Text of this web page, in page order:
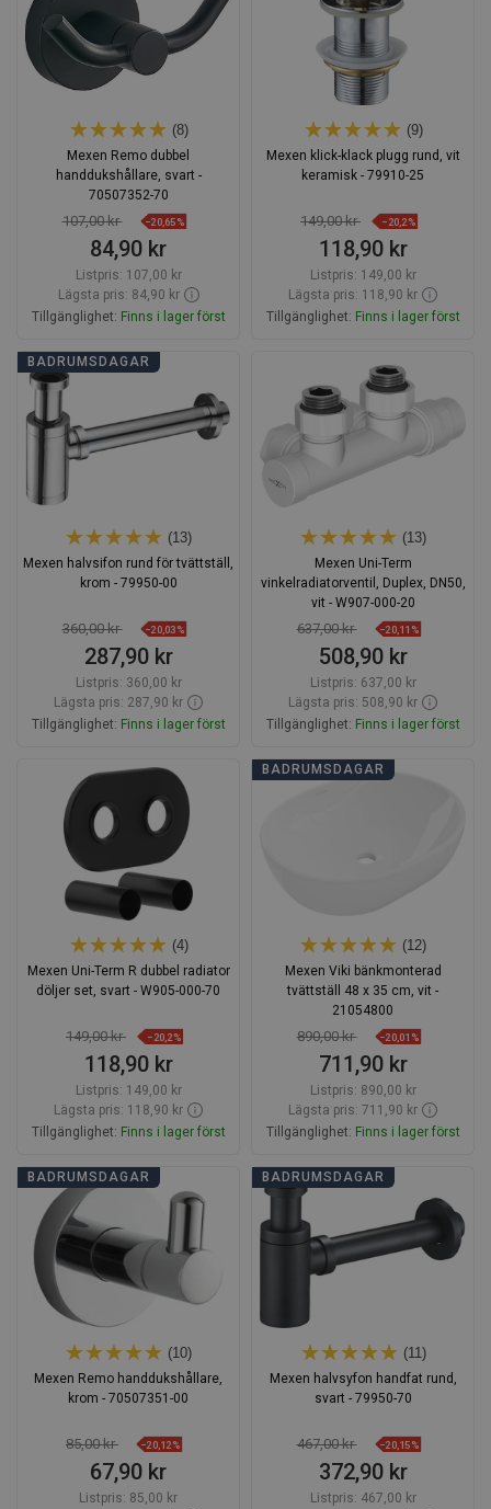
(8)
Mexen Remo dubbel
handdukshållare, svart -
70507352-70
107,00 kr −20,65%
84,90 kr
Listpris: 107,00 kr
Lägsta pris: 84,90 kr
Tillgänglighet: Finns i lager först
Lägg i varukorg
Favoriter
(9)
Mexen klick-klack plugg rund, vit
keramisk - 79910-25
149,00 kr −20,2%
118,90 kr
Listpris: 149,00 kr
Lägsta pris: 118,90 kr
Tillgänglighet: Finns i lager först
Lägg i varukorg
favorite_border Favoriter
Jämför
BADRUMSDAGAR
(13)
Mexen halvsifon rund för tvättställ,
krom - 79950-00
360,00 kr −20,03%
287,90 kr
Listpris: 360,00 kr
Lägsta pris: 287,90 kr
Tillgänglighet: Finns i lager först
Lägg i varukorg
favorite_border Favoriter
Jämför
(13)
Mexen Uni-Term
vinkelradiatorventil, Duplex, DN50,
vit - W907-000-20
637,00 kr −20,11%
508,90 kr
Listpris: 637,00 kr
Lägsta pris: 508,90 kr
Tillgänglighet: Finns i lager först
Lägg i varukorg
(4)
Mexen Uni-Term R dubbel radiator
döljer set, svart - W905-000-70
149,00 kr −20,2%
118,90 kr
Listpris: 149,00 kr
Lägsta pris: 118,90 kr
Tillgänglighet: Finns i lager först
Lägg i varukorg
Favoriter
Jämför
BADRUMSDAGAR
(12)
Mexen Viki bänkmonterad
tvättställ 48 x 35 cm, vit -
21054800
890,00 kr −20,01%
711,90 kr
Listpris: 890,00 kr
Lägsta pris: 711,90 kr
Tillgänglighet: Finns i lager först
Lägg i varukorg
Favoriter
BADRUMSDAGAR
(10)
Mexen Remo handdukshållare,
krom - 70507351-00
85,00 kr −20,12%
67,90 kr
Listpris: 85,00 kr
BADRUMSDAGAR
(11)
Mexen halvsyfon handfat rund,
svart - 79950-70
467,00 kr −20,15%
372,90 kr
Listpris: 467,00 kr